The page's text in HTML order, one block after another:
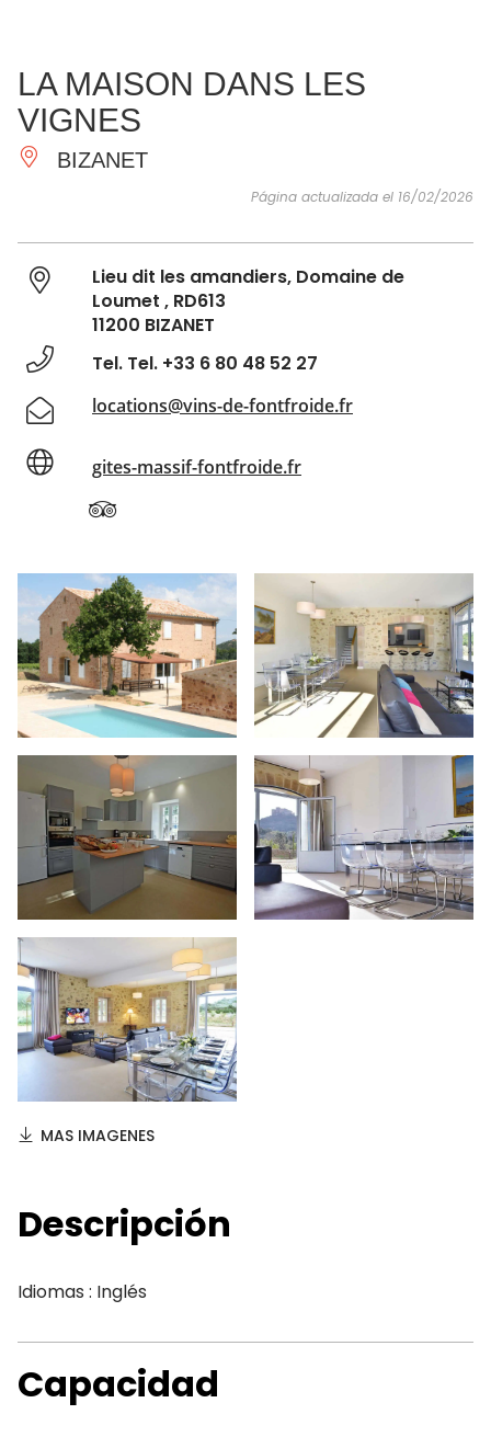
IMPRESCINDIBLES
HACER
INSPIRACIONES
LA MAISON DANS LES
VIGNES
BIZANET
Página actualizada el 16/02/2026
Lieu dit les amandiers, Domaine de
Loumet , RD613
11200 BIZANET
Tel. Tel. +33 6 80 48 52 27
locations@vins-de-fontfroide.fr
gites-massif-fontfroide.fr
MAS IMAGENES
Descripción
Idiomas : Inglés
Capacidad